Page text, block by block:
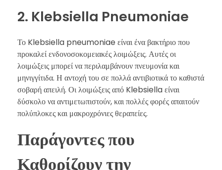
2. Klebsiella Pneumoniae
Το Klebsiella pneumoniae είναι ένα βακτήριο που
προκαλεί ενδονοσοκομειακές λοιμώξεις. Αυτές οι
λοιμώξεις μπορεί να περιλαμβάνουν πνευμονία και
μηνιγγίτιδα. Η αντοχή του σε πολλά αντιβιοτικά το καθιστά
σοβαρή απειλή. Οι λοιμώξεις από Klebsiella είναι
δύσκολο να αντιμετωπιστούν, και πολλές φορές απαιτούν
πολύπλοκες και μακροχρόνιες θεραπείες.
Παράγοντες που
Καθορίζουν την